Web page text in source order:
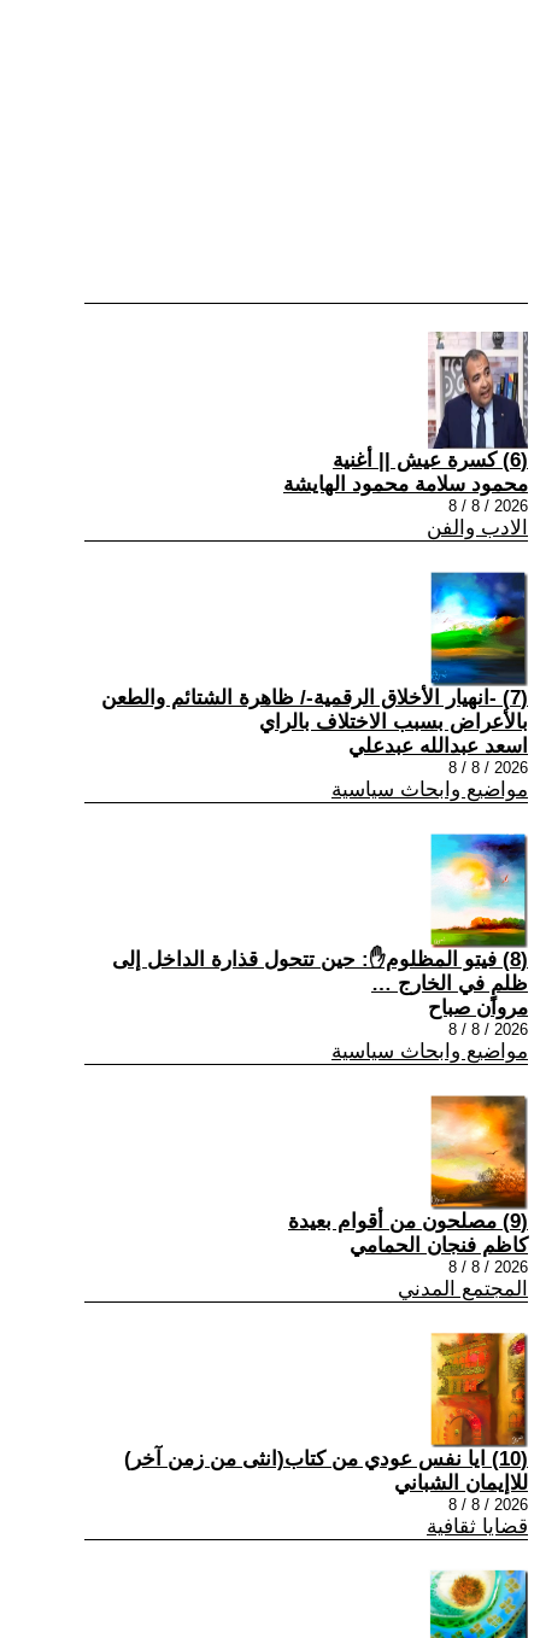
(6) كسرة عيش || أغنية
محمود سلامة محمود الهايشة
2026 / 8 / 8
الادب والفن
(7) -انهيار الأخلاق الرقمية-/ ظاهرة الشتائم والطعن
بالأعراض بسبب الاختلاف بالراي
اسعد عبدالله عبدعلي
2026 / 8 / 8
مواضيع وابحاث سياسية
(8) فيتو المظلوم✋: حين تتحول قذارة الداخل إلى
ظلمٍ في الخارج …
مروان صباح
2026 / 8 / 8
مواضيع وابحاث سياسية
(9) مصلحون من أقوام بعيدة
كاظم فنجان الحمامي
2026 / 8 / 8
المجتمع المدني
(10) ايا نفس عودي من كتاب(انثى من زمن آخر)
للاإيمان الشباني
2026 / 8 / 8
قضايا ثقافية